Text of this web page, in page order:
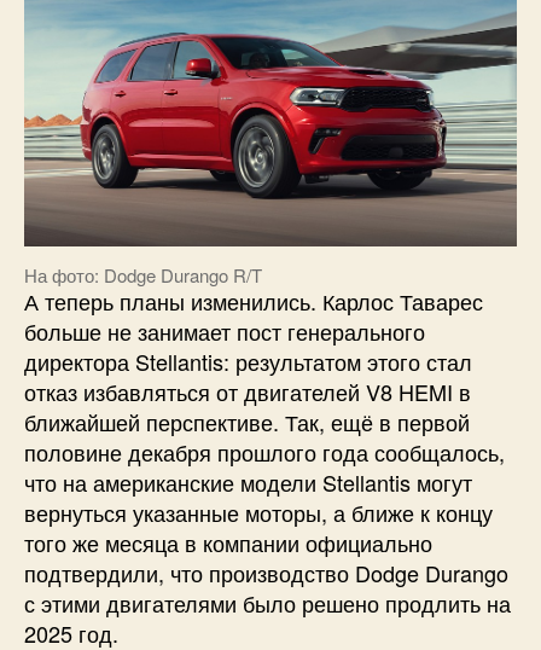
На фото: Dodge Durango R/T
А теперь планы изменились. Карлос Таварес
больше не занимает пост генерального
директора Stellantis: результатом этого стал
отказ избавляться от двигателей V8 HEMI в
ближайшей перспективе. Так, ещё в первой
половине декабря прошлого года сообщалось,
что на американские модели Stellantis могут
вернуться указанные моторы, а ближе к концу
того же месяца в компании официально
подтвердили, что производство Dodge Durango
с этими двигателями было решено продлить на
2025 год.